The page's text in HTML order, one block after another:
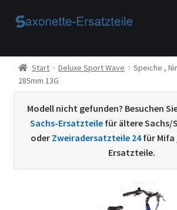
Zur
Zum
Start
AGB
Beispiel-Seite
Datenschutzerklärung von
Start Deluxe Sport Wave
Speiche ,
285mm 13G
Modell nicht gefunden? Besuchen
Sachs-Ersatzteilefür ältere Sachs/
oder Zweiradersatzteile 24für Mifa
Ersatzteile.